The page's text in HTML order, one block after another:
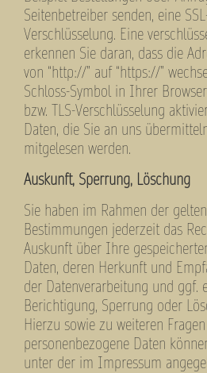
Seitenbetreiber senden, eine
Verschlüsselung. Eine
erkennen Sie daran, dass die
von “http://” auf “https://”
Schloss-Symbol in Ihrer
bzw. TLS-Verschlüsselung
Daten, die Sie an uns
mitgelesen werden.
Auskunft, Sperrung, Löschung
Sie haben im Rahmen der
Bestimmungen jederzeit das
Auskunft über Ihre
Daten, deren Herkunft und
der Datenverarbeitung und ggf.
Berichtigung, Sperrung oder
Hierzu sowie zu weiteren
personenbezogene Daten
unter der im Impressum